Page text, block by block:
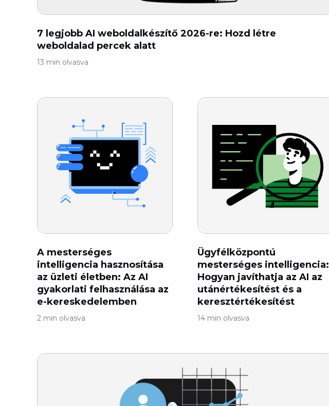
7 legjobb AI weboldalkészítő 2026-re: Hozd létre
weboldalad percek alatt
13 min olvasva
A mesterséges
intelligencia hasznosítása
az üzleti életben: Az AI
gyakorlati felhasználása az
e-kereskedelemben
2 min olvasva
Ügyfélközpontú
mesterséges intelligencia:
Hogyan javíthatja az AI az
utánértékesítést és a
keresztértékesítést
14 min olvasva